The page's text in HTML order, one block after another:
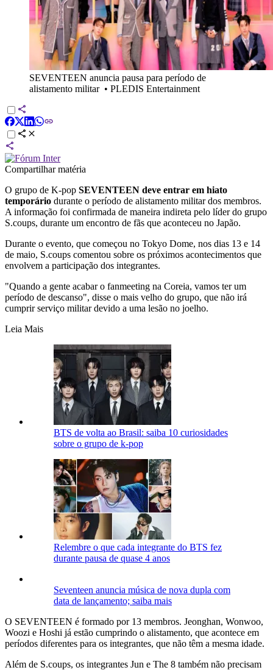
SEVENTEEN anuncia pausa para período de
alistamento militar• PLEDIS Entertainment
Compartilhar matéria
O grupo de K-pop SEVENTEEN deve entrar em hiato
temporário durante o período de alistamento militar dos membros.
A informação foi confirmada de maneira indireta pelo líder do grupo
S.coups, durante um encontro de fãs que aconteceu no Japão.
Durante o evento, que começou no Tokyo Dome, nos dias 13 e 14
de maio, S.coups comentou sobre os próximos acontecimentos que
envolvem a participação dos integrantes.
"Quando a gente acabar o fanmeeting na Coreia, vamos ter um
período de descanso", disse o mais velho do grupo, que não irá
cumprir serviço militar devido a uma lesão no joelho.
Leia Mais
BTS de volta ao Brasil: saiba 10 curiosidades
sobre o grupo de k-pop
Relembre o que cada integrante do BTS fez
durante pausa de quase 4 anos
Seventeen anuncia música de nova dupla com
data de lançamento; saiba mais
O SEVENTEEN é formado por 13 membros. Jeonghan, Wonwoo,
Woozi e Hoshi já estão cumprindo o alistamento, que acontece em
períodos diferentes para os integrantes, que não têm a mesma idade.
Além de S.coups, os integrantes Jun e The 8 também não precisam